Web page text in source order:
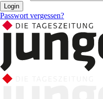
Login
Passwort vergessen?